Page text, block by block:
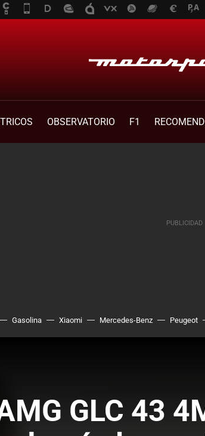
OBSERVATORIO F1
Gasolina Xiaomi Mercedes-Benz Peugeot
GLC 43